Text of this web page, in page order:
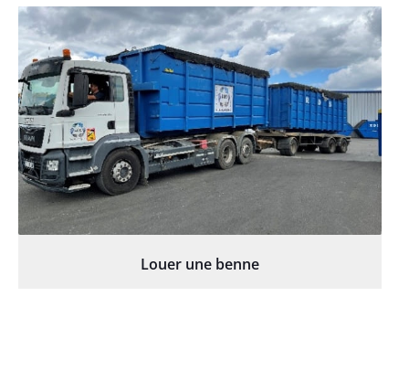
Louer une benne